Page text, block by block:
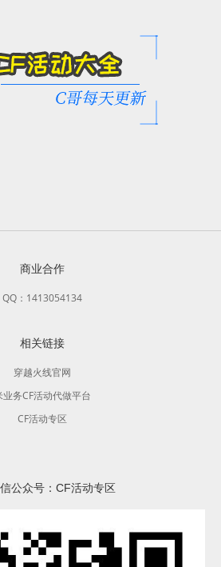
商业合作
QQ：1413054134
相关链接
穿越火线官网
业务CF活动代做平台
CF活动专区
公众号：CF活动专区